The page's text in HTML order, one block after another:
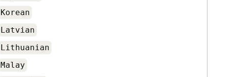
Korean
Latvian
Lithuanian
Malay